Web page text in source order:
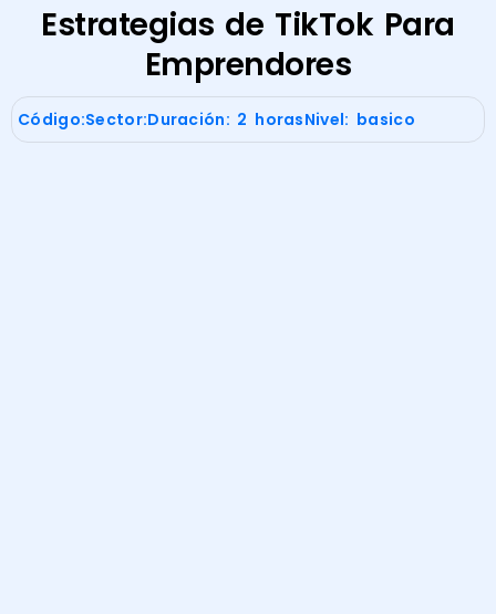
Estrategias de TikTok Para
Emprendores
Código:Sector:Duración: 2 horasNivel: basico